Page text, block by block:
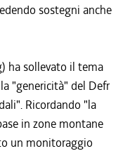
sostegni anche
ha sollevato il tema
"genericità" del Defr
Ricordando "la
in zone montane
un monitoraggio